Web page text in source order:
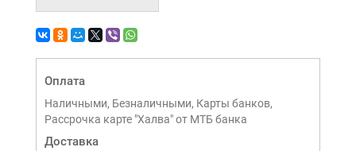
Оплата
Наличными, Безналичными, Карты банков,
Рассрочка карте "Халва" от МТБ банка
Доставка